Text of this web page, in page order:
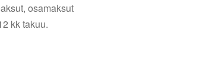
osamaksut
kk takuu.